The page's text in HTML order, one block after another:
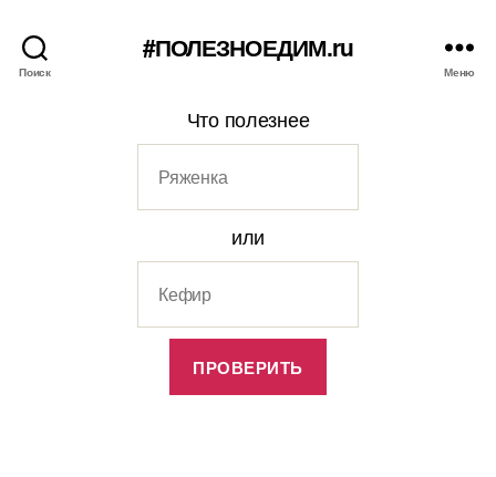
Поиск
#ПОЛЕЗНОЕДИМ.ru
Меню
Что полезнее
или